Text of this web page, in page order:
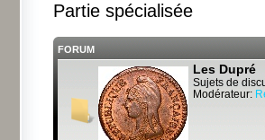
Partie spécialisée
FORUM
Les Dupré
Sujets de
Modérateur: